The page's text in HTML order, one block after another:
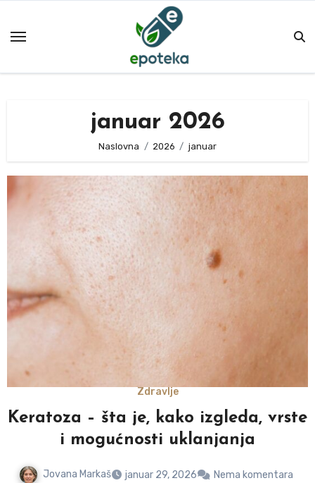
januar 2026
Naslovna 2026 januar
Zdravlje
Keratoza – šta je, kako izgleda, vrste
i mogućnosti uklanjanja
Jovana Markaš januar 29, 2026 Nema komentara